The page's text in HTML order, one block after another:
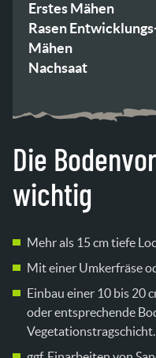
Erstes Mähen
Rasen
Mähen
Nachsaat
Die
wichtig
Mehr als 15 cm tiefe
Mit einer Umkerfräse
Einbau einer 10 bis 20
oder entsprechende
Vegetationstragschicht.